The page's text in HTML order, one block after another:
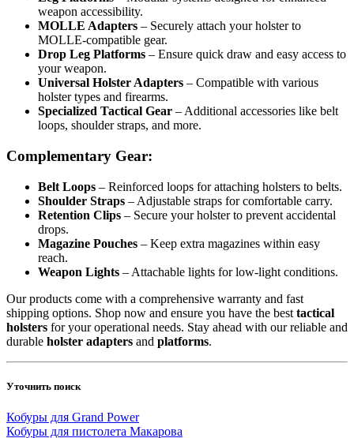
weapon accessibility.
MOLLE Adapters – Securely attach your holster to
MOLLE-compatible gear.
Drop Leg Platforms – Ensure quick draw and easy access to
your weapon.
Universal Holster Adapters – Compatible with various
holster types and firearms.
Specialized Tactical Gear – Additional accessories like belt
loops, shoulder straps, and more.
Complementary Gear:
Belt Loops – Reinforced loops for attaching holsters to belts.
Shoulder Straps – Adjustable straps for comfortable carry.
Retention Clips – Secure your holster to prevent accidental
drops.
Magazine Pouches – Keep extra magazines within easy
reach.
Weapon Lights – Attachable lights for low-light conditions.
Our products come with a comprehensive warranty and fast
shipping options. Shop now and ensure you have the best tactical
holsters for your operational needs. Stay ahead with our reliable and
durable holster adapters and platforms.
Уточнить поиск
Кобуры для Grand Power
Кобуры для пистолета Макарова